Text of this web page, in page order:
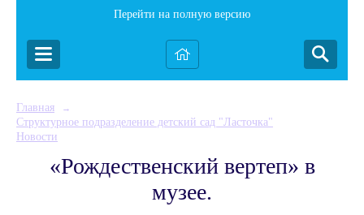
Перейти на полную версию
Главная →
Структурное подразделение детский сад "Ласточка"
Новости
«Рождественский вертеп» в
музее.